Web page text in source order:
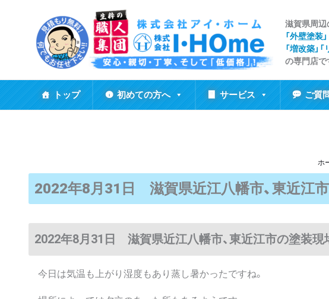
ッ
プ
滋賀県周辺
「外壁塗装
「増改築」
の専門店で
トップ 初めての方へ サービス ご質
ホ
2022年8月31日 滋賀県近江八幡市、東近江
2022年8月31日 滋賀県近江八幡市、東近江市の塗装現
今日は気温も上がり湿度もあり蒸し暑かったですね。